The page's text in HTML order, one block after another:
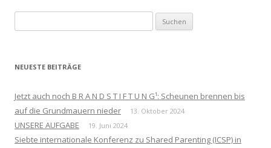
nach:
NEUESTE BEITRÄGE
Jetzt auch noch B R A N D S T I F T U N G¹: Scheunen brennen bis
auf die Grundmauern nieder
13. Oktober 2024
UNSERE AUFGABE 19. Juni 2024
Siebte internationale Konferenz zu Shared Parenting (ICSP) in